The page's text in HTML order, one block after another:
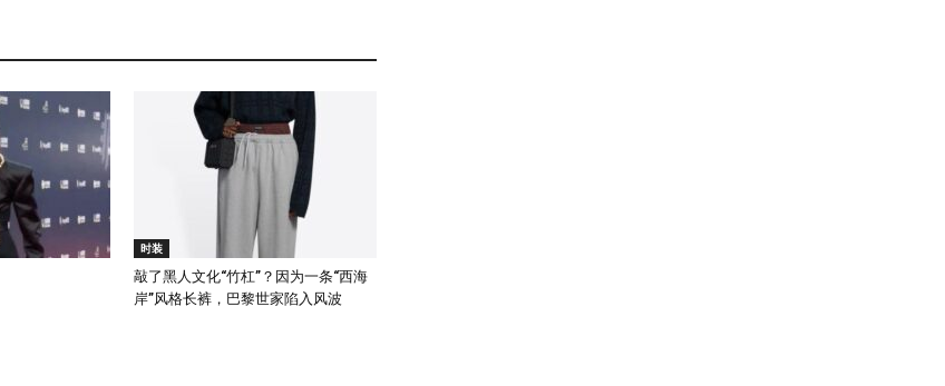
时装
敲了黑人文化“竹杠”？因为一条“西海
岸”风格长裤，巴黎世家陷入风波